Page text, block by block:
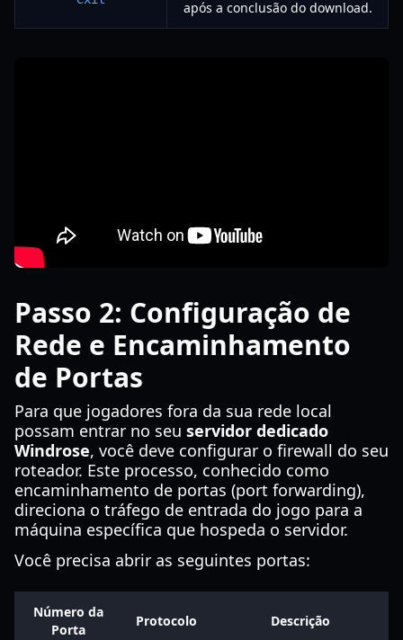
após a conclusão do download.
Passo 2: Configuração de
Rede e Encaminhamento
de Portas
Para que jogadores fora da sua rede local
possam entrar no seu servidor dedicado
Windrose, você deve configurar o firewall do seu
roteador. Este processo, conhecido como
encaminhamento de portas (port forwarding),
direciona o tráfego de entrada do jogo para a
máquina específica que hospeda o servidor.
Você precisa abrir as seguintes portas:
Número da
Porta
Protocolo Descrição